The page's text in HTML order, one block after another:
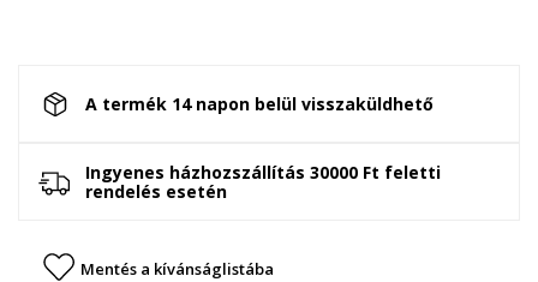
A termék 14 napon belül visszaküldhető
Ingyenes házhozszállítás 30000 Ft feletti
rendelés esetén
Mentés a kívánságlistába